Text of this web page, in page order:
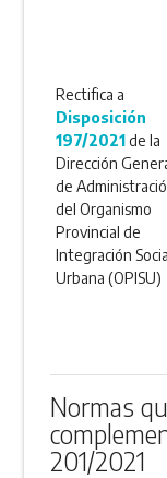
Rectifica a
Disposición
197/2021de la
Dirección
de
del Organismo
Provincial de
Integración
Urbana (OPISU)
Normas
201/2021